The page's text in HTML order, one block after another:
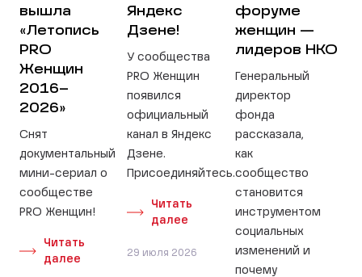
вышла
«Летопись
PRO
Женщин
2016–
2026»
Снят
документальный
мини-сериал о
сообществе
PRO Женщин!
Читать
далее
Яндекс
Дзене!
У сообщества
PRO Женщин
появился
официальный
канал в Яндекс
Дзене.
Присоединяйтесь.
Читать
далее
29 июля 2026
форуме
женщин —
лидеров НКО
Генеральный
директор
фонда
рассказала,
как
сообщество
становится
инструментом
социальных
изменений и
почему